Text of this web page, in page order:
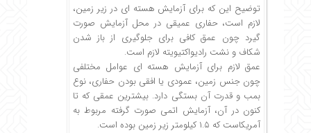
توضیح این که برای آزمایش هسته ای در زیر زمین،
لازم است، حفاری عمیقی در محل آزمایش صورت
گیرد چون عمق کافی برای جلوگیری از باز شدن
شکاف و نشت رادیواکتیویته لازم است.
عمق لازم برای آزمایش هسته ای عوامل مختلفی
چون جنس زمین، عمودی یا افقی بودن حفاری، نوع
بمب و قدرت آن بستگی دارد. بیشترین عمقی که تا
کنون در آن، آزمایش اتمی صورت گرفته مربوط به
آمریکاست که ۱.۵ کیلومتر زیر زمین بوده است.